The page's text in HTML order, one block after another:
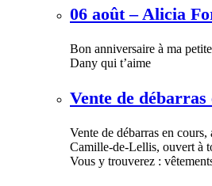
06 août – Alicia
Bon anniversaire à ma
Dany qui t’aime
Vente de débarras
Vente de débarras en
Camille-de-Lellis, ouvert à
Vous y trouverez :